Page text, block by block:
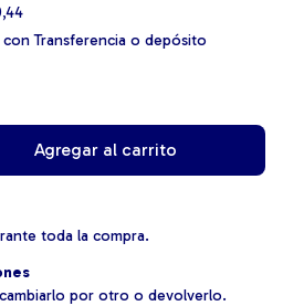
Transferencia o depósito
toda la compra.
por otro o devolverlo.